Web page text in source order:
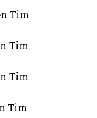
Tim
Tim
Tim
Tim